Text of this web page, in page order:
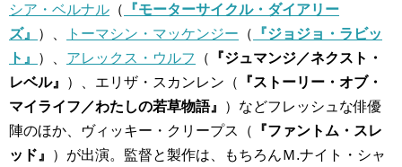
シア・ベルナル （
『モーターサイクル・ダイアリー
ズ』
）、 トーマシン・マッケンジー （
『ジョジョ・ラビッ
ト』
）、 アレックス・ウルフ （
『ジュマンジ／ネクスト・
レベル』
）、エリザ・スカンレン（
『ストーリー・オブ・
マイライフ／わたしの若草物語』
）などフレッシュな俳優
陣のほか、ヴィッキー・クリープス（
『ファントム・スレ
ッド』
）が出演。監督と製作は、もちろんＭ.ナイト・シャ